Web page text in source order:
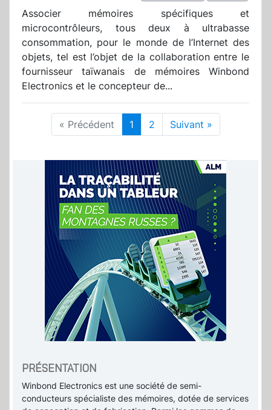
Associer mémoires spécifiques et
microcontrôleurs, tous deux à ultrabasse
consommation, pour le monde de l’Internet des
objets, tel est l’objet de la collaboration entre le
fournisseur taïwanais de mémoires Winbond
Electronics et le concepteur de...
« Précédent 1 2 Suivant »
PRÉSENTATION
Winbond Electronics est une société de semi-
conducteurs spécialiste des mémoires, dotée de services